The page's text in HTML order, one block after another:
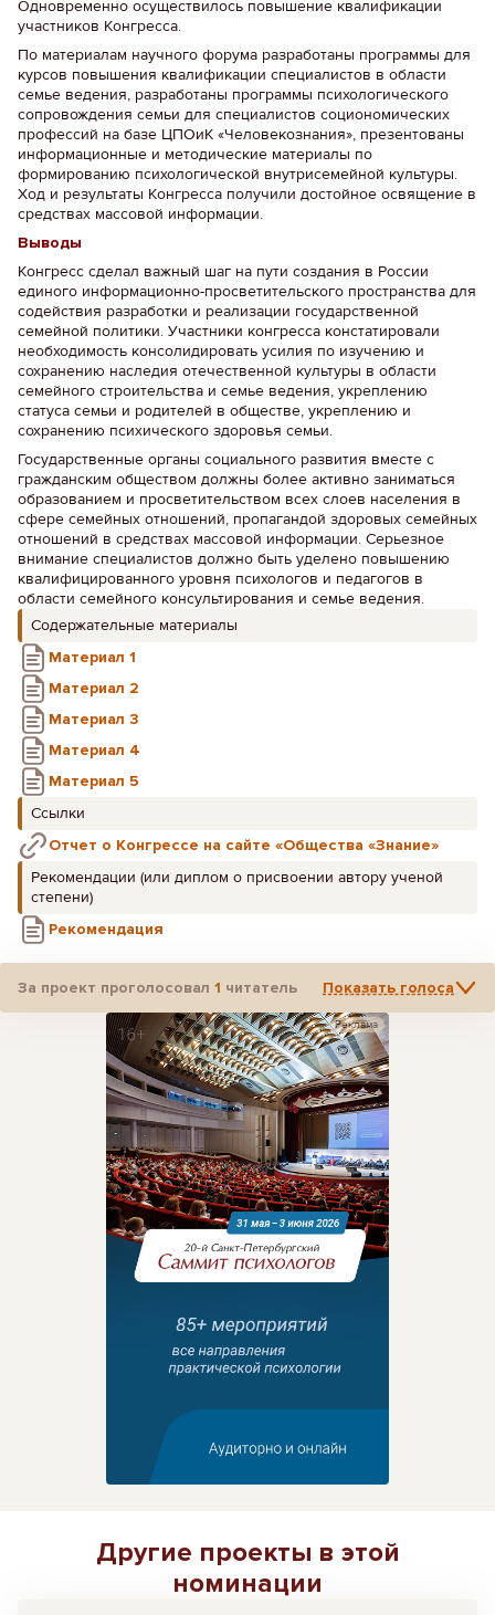
Одновременно осуществилось повышение квалификации
участников Конгресса.
По материалам научного форума разработаны программы для
курсов повышения квалификации специалистов в области
семье ведения, разработаны программы психологического
сопровождения семьи для специалистов социономических
профессий на базе ЦПОиК «Человекознания», презентованы
информационные и методические материалы по
формированию психологической внутрисемейной культуры.
Ход и результаты Конгресса получили достойное освящение в
средствах массовой информации.
Выводы
Конгресс сделал важный шаг на пути создания в России
единого информационно-просветительского пространства для
содействия разработки и реализации государственной
семейной политики. Участники конгресса констатировали
необходимость консолидировать усилия по изучению и
сохранению наследия отечественной культуры в области
семейного строительства и семье ведения, укреплению
статуса семьи и родителей в обществе, укреплению и
сохранению психического здоровья семьи.
Государственные органы социального развития вместе с
гражданским обществом должны более активно заниматься
образованием и просветительством всех слоев населения в
сфере семейных отношений, пропагандой здоровых семейных
отношений в средствах массовой информации. Серьезное
внимание специалистов должно быть уделено повышению
квалифицированного уровня психологов и педагогов в
области семейного консультирования и семье ведения.
Содержательные материалы
Материал 1
Материал 2
Материал 3
Материал 4
Материал 5
Ссылки
Отчет о Конгрессе на сайте «Общества «Знание»
Рекомендации (или диплом о присвоении автору ученой
степени)
Рекомендация
За проект проголосовал 1 читатель Показать голоса
Реклама
Другие проекты в этой
номинации